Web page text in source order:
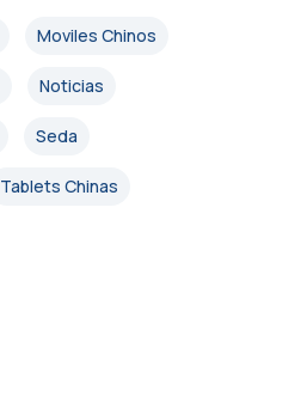
Moviles Chinos
Noticias
Seda
Tablets Chinas